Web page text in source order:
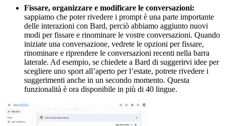
Fissare, organizzare e modificare le conversazioni:
sappiamo che poter rivedere i prompt è una parte importante
delle interazioni con Bard, perciò abbiamo aggiunto nuovi
modi per fissare e rinominare le vostre conversazioni. Quando
iniziate una conversazione, vedrete le opzioni per fissare,
rinominare e riprendere le conversazioni recenti nella barra
laterale. Ad esempio, se chiedete a Bard di suggerirvi idee per
scegliere uno sport all’aperto per l’estate, potrete rivedere i
suggerimenti anche in un secondo momento. Questa
funzionalità è ora disponibile in più di 40 lingue.